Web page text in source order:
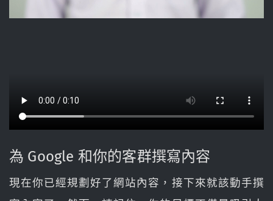
為 Google 和你的客群撰寫內容
現在你已經規劃好了網站內容，接下來就該動手撰